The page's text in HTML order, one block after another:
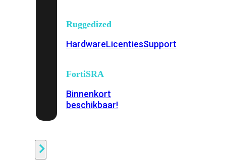
Ruggedized
HardwareLicentiesSupport
FortiSRA
Binnenkort
beschikbaar!